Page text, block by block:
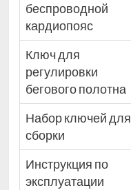
беспроводной
кардиопояс
Ключ для
регулировки
бегового полотна
Набор ключей для
сборки
Инструкция по
эксплуатации